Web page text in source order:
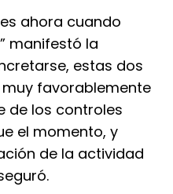
ahora cuando
manifestó la
estas dos
favorablemente
de los controles
el momento, y
de la actividad